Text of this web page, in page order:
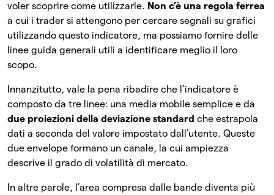
voler scoprire come utilizzarle. Non c’è una regola ferrea
a cui i trader si attengono per cercare segnali su grafici
utilizzando questo indicatore, ma possiamo fornire delle
linee guida generali utili a identificare meglio il loro
scopo.
Innanzitutto, vale la pena ribadire che l’indicatore è
composto da tre linee: una media mobile semplice e da
due proiezioni della deviazione standard che estrapola
dati a seconda del valore impostato dall’utente. Queste
due envelope formano un canale, la cui ampiezza
descrive il grado di volatilità di mercato.
In altre parole, l’area compresa dalle bande diventa più